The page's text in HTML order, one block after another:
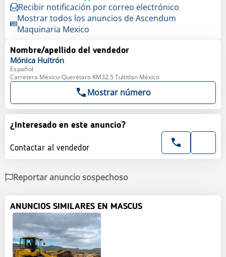
Recibir notificación por correo electrónico
Mostrar todos los anuncios de Ascendum
Maquinaria Mexico
Nombre/apellido del vendedor
Mónica Huitrón
Español
Carretera México-Querétaro KM32.5 Tultitlan México
Mostrar número
¿Interesado en este anuncio?
Contactar al vendedor
Reportar anuncio sospechoso
ANUNCIOS SIMILARES EN MASCUS